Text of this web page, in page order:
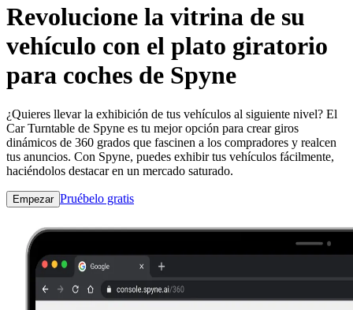
Revolucione la vitrina de su
vehículo con el plato giratorio
para coches de Spyne
¿Quieres llevar la exhibición de tus vehículos al siguiente nivel? El
Car Turntable de Spyne es tu mejor opción para crear giros
dinámicos de 360 ​​grados que fascinen a los compradores y realcen
tus anuncios. Con Spyne, puedes exhibir tus vehículos fácilmente,
haciéndolos destacar en un mercado saturado.
Empezar Pruébelo gratis